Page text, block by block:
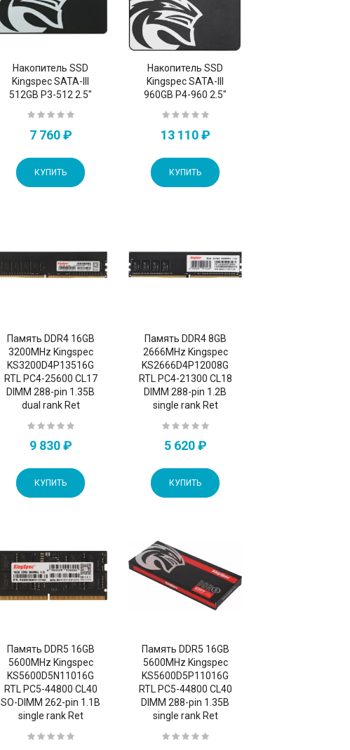
Накопитель SSD
Kingspec SATA-III
512GB P3-512 2.5"
7 760 ₽
КУПИТЬ
Накопитель SSD
Kingspec SATA-III
960GB P4-960 2.5"
13 110 ₽
КУПИТЬ
Память DDR4 16GB
3200MHz Kingspec
KS3200D4P13516G
RTL PC4-25600 CL17
DIMM 288-pin 1.35В
dual rank Ret
9 830 ₽
КУПИТЬ
Память DDR4 8GB
2666MHz Kingspec
KS2666D4P12008G
RTL PC4-21300 CL18
DIMM 288-pin 1.2В
single rank Ret
5 620 ₽
КУПИТЬ
Память DDR5 16GB
5600MHz Kingspec
KS5600D5N11016G
RTL PC5-44800 CL40
SO-DIMM 262-pin 1.1В
single rank Ret
Память DDR5 16GB
5600MHz Kingspec
KS5600D5P11016G
RTL PC5-44800 CL40
DIMM 288-pin 1.35В
single rank Ret